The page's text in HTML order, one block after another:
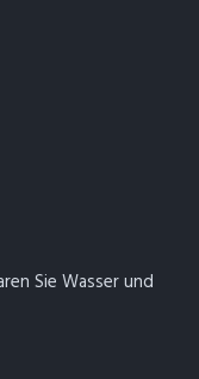
Sie Wasser und